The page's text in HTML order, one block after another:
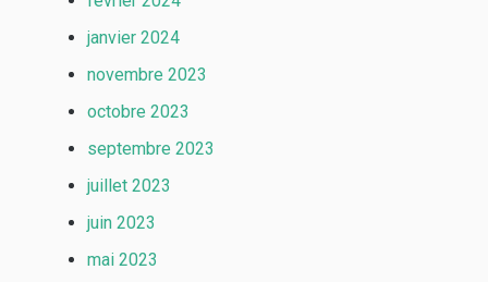
janvier 2024
novembre 2023
octobre 2023
septembre 2023
juillet 2023
juin 2023
mai 2023